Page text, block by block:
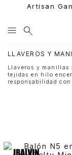
Artisan
LLAVEROS Y
Llaveros y manillas
tejidas en hilo
responsabilidad